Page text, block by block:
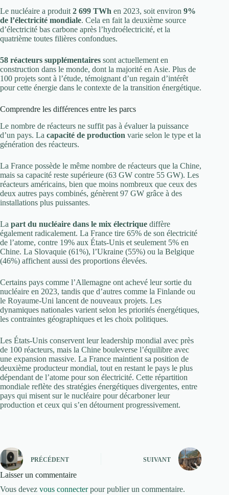
Le nucléaire a produit 2 699 TWh en 2023, soit environ 9%
de l’électricité mondiale. Cela en fait la deuxième source
d’électricité bas carbone après l’hydroélectricité, et la
quatrième toutes filières confondues.
58 réacteurs supplémentaires sont actuellement en
construction dans le monde, dont la majorité en Asie. Plus de
100 projets sont à l’étude, témoignant d’un regain d’intérêt
pour cette énergie dans le contexte de la transition énergétique.
Comprendre les différences entre les parcs
Le nombre de réacteurs ne suffit pas à évaluer la puissance
d’un pays. La capacité de production varie selon le type et la
génération des réacteurs.
La France possède le même nombre de réacteurs que la Chine,
mais sa capacité reste supérieure (63 GW contre 55 GW). Les
réacteurs américains, bien que moins nombreux que ceux des
deux autres pays combinés, génèrent 97 GW grâce à des
installations plus puissantes.
La part du nucléaire dans le mix électrique diffère
également radicalement. La France tire 65% de son électricité
de l’atome, contre 19% aux États-Unis et seulement 5% en
Chine. La Slovaquie (61%), l’Ukraine (55%) ou la Belgique
(46%) affichent aussi des proportions élevées.
Certains pays comme l’Allemagne ont achevé leur sortie du
nucléaire en 2023, tandis que d’autres comme la Finlande ou
le Royaume-Uni lancent de nouveaux projets. Les
dynamiques nationales varient selon les priorités énergétiques,
les contraintes géographiques et les choix politiques.
Les États-Unis conservent leur leadership mondial avec près
de 100 réacteurs, mais la Chine bouleverse l’équilibre avec
une expansion massive. La France maintient sa position de
deuxième producteur mondial, tout en restant le pays le plus
dépendant de l’atome pour son électricité. Cette répartition
mondiale reflète des stratégies énergétiques divergentes, entre
pays qui misent sur le nucléaire pour décarboner leur
production et ceux qui s’en détournent progressivement.
PRÉCÉDENT SUIVANT
Laisser un commentaire
Vous devez vous connecterpour publier un commentaire.